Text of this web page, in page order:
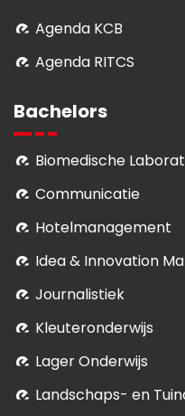
Agenda KCB
Agenda RITCS
Bachelors
Biomedische
Communicatie
Hotelmanagement
Idea & Innovation
Journalistiek
Kleuteronderwijs
Lager Onderwijs
Landschaps- en